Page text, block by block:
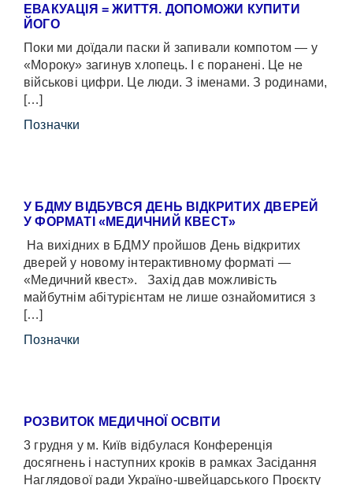
ЕВАКУАЦІЯ = ЖИТТЯ. ДОПОМОЖИ КУПИТИ
ЙОГО
Поки ми доїдали паски й запивали компотом — у
«Мороку» загинув хлопець. І є поранені. Це не
військові цифри. Це люди. З іменами. З родинами,
[…]
Позначки
У БДМУ ВІДБУВСЯ ДЕНЬ ВІДКРИТИХ ДВЕРЕЙ
У ФОРМАТІ «МЕДИЧНИЙ КВЕСТ»
На вихідних в БДМУ пройшов День відкритих
дверей у новому інтерактивному форматі —
«Медичний квест». Захід дав можливість
майбутнім абітурієнтам не лише ознайомитися з
[…]
Позначки
РОЗВИТОК МЕДИЧНОЇ ОСВІТИ
3 грудня у м. Київ відбулася Конференція
досягнень і наступних кроків в рамках Засідання
Наглядової ради Україно-швейцарського Проєкту